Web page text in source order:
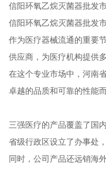
信阳环氧乙烷灭菌器批发
信阳环氧乙烷灭菌器批发
作为医疗器械流通的重要
供应商，为医疗机构提供
在这个专业市场中，河南
卓越的品质和可靠的性能
三强医疗的产品覆盖了国
省级行政区设立了办事处
同时，公司产品还远销海